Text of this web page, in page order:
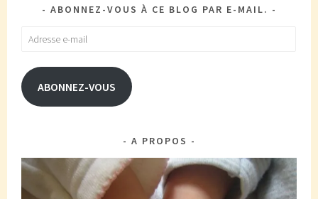
ABONNEZ-VOUS À CE BLOG PAR E-MAIL.
Adresse
mail
ABONNEZ-VOUS
A PROPOS